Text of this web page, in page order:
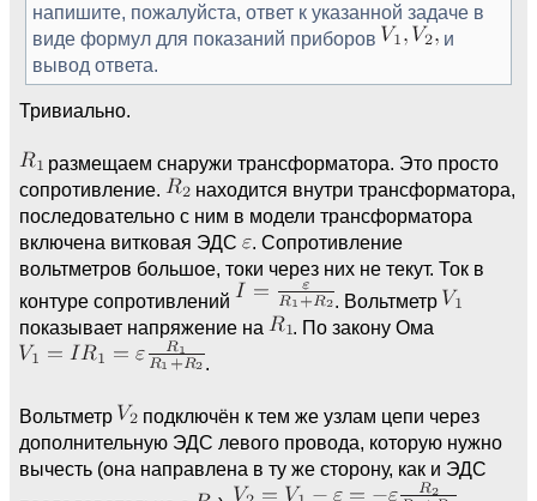
напишите, пожалуйста, ответ к указанной задаче в
виде формул для показаний приборов
и
вывод ответа.
Тривиально.
размещаем снаружи трансформатора. Это просто
сопротивление.
находится внутри трансформатора,
последовательно с ним в модели трансформатора
включена витковая ЭДС
. Сопротивление
вольтметров большое, токи через них не текут. Ток в
контуре сопротивлений
. Вольтметр
показывает напряжение на
. По закону Ома
.
Вольтметр
подключён к тем же узлам цепи через
дополнительную ЭДС левого провода, которую нужно
вычесть (она направлена в ту же сторону, как и ЭДC